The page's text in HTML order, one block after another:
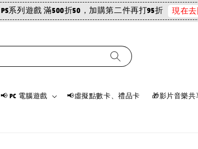
PS系列遊戲 滿500折50，加購第二件再打95折 現在去
📢 PC 電腦遊戲 📢虛擬點數卡、禮品卡 🎁影片音樂共